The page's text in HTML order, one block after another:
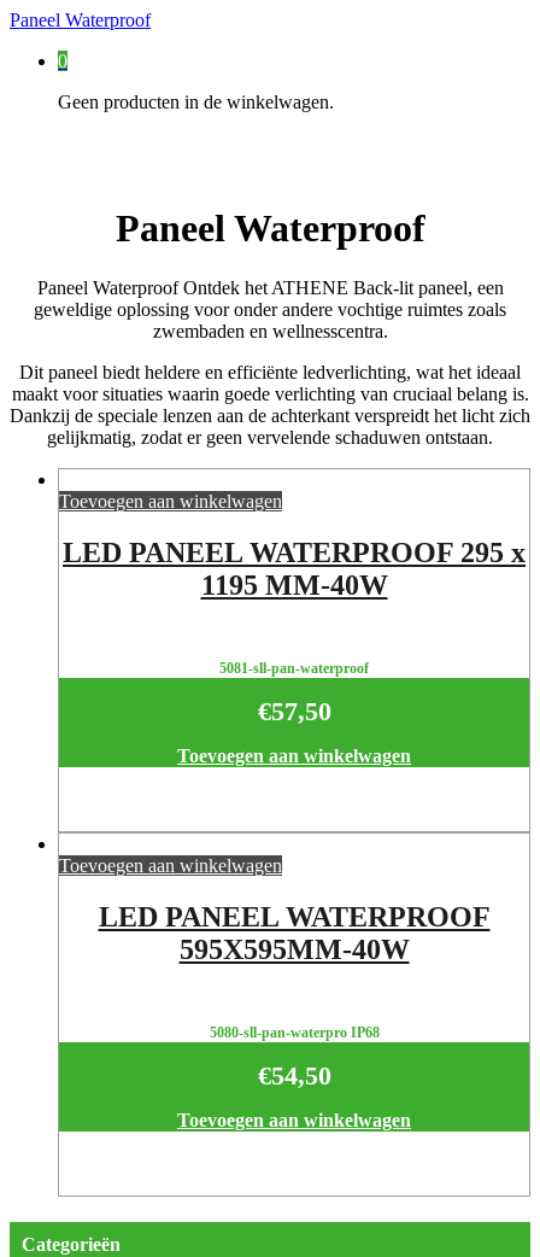
Paneel Waterproof
0
Geen producten in de winkelwagen.
Paneel Waterproof
Paneel Waterproof Ontdek het ATHENE Back-lit paneel, een
geweldige oplossing voor onder andere vochtige ruimtes zoals
zwembaden en wellnesscentra.
Dit paneel biedt heldere en efficiënte ledverlichting, wat het ideaal
maakt voor situaties waarin goede verlichting van cruciaal belang is.
Dankzij de speciale lenzen aan de achterkant verspreidt het licht zich
gelijkmatig, zodat er geen vervelende schaduwen ontstaan.
Toevoegen aan winkelwagen
LED PANEEL WATERPROOF 295 x
1195 MM-40W
5081-sll-pan-waterproof
€57,50
Toevoegen aan winkelwagen
Toevoegen aan winkelwagen
LED PANEEL WATERPROOF
595X595MM-40W
5080-sll-pan-waterpro IP68
€54,50
Toevoegen aan winkelwagen
Categorieën